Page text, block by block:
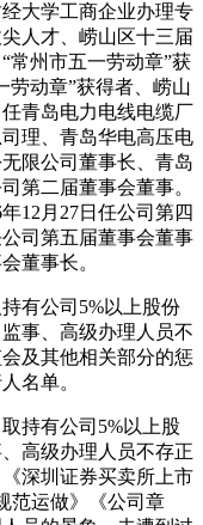
大学工商企业办理专
人才、崂山区十三届
常州市五一劳动章”获
劳动章”获得者、崂山
青岛电力电线电缆厂
理、青岛华电高压电
限公司董事长、青岛
第二届董事会董事。
12月27日任公司第四
司第五届董事会董事
董事长。
有公司5%以上股份
事、高级办理人员不
及其他相关部分的惩
名单。
持有公司5%以上股
高级办理人员不存正
深圳证券买卖所上市
运做》《公司章